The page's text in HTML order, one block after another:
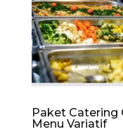
Paket Catering
Menu Variatif